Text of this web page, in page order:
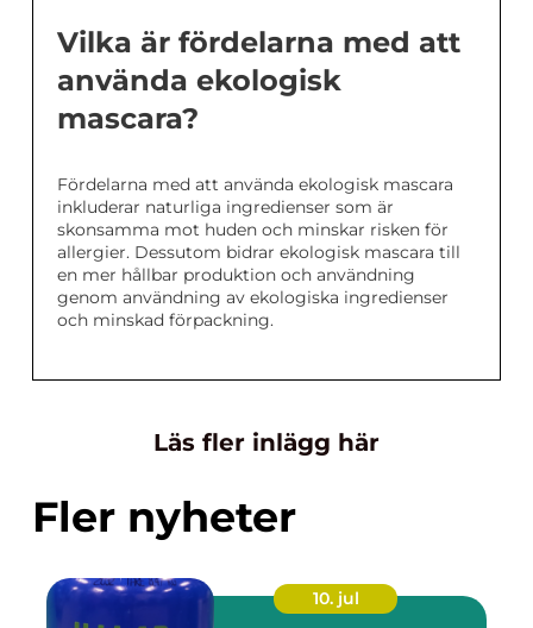
Vilka är fördelarna med att
använda ekologisk
mascara?
Fördelarna med att använda ekologisk mascara
inkluderar naturliga ingredienser som är
skonsamma mot huden och minskar risken för
allergier. Dessutom bidrar ekologisk mascara till
en mer hållbar produktion och användning
genom användning av ekologiska ingredienser
och minskad förpackning.
Läs fler inlägg här
Fler nyheter
10. jul